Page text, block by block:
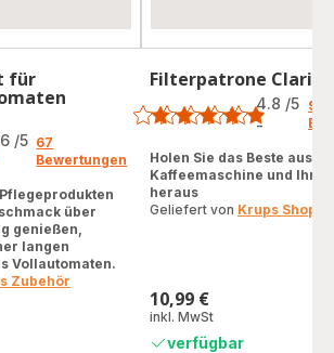
für
/5 67
Bewertungen
über
genießen,
langen
Vollautomaten.
Zubehör
Filterpatrone Claris
Bewertung
4.8 /5
-
95
Holen Sie das Beste aus
Kaffeemaschine und
heraus
Geliefert von Krups Shop
Preis
10,99 €
inkl. MwSt
verfügbar